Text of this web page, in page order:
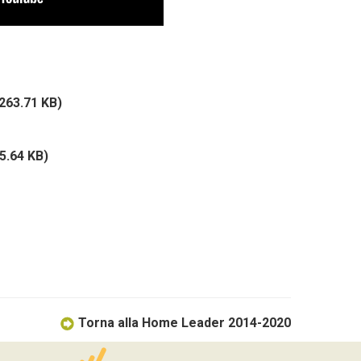
KB)
KB)
Torna alla Home Leader 2014-2020